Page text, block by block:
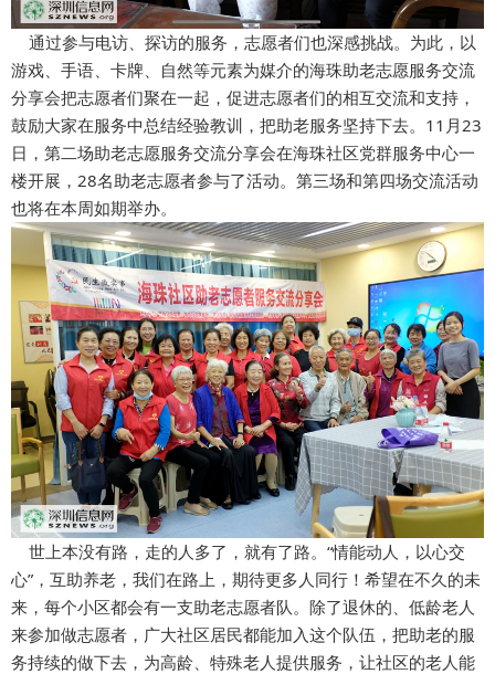
通过参与电访、探访的服务，志愿者们也深感挑战。为此，以
游戏、手语、卡牌、自然等元素为媒介的海珠助老志愿服务交流
分享会把志愿者们聚在一起，促进志愿者们的相互交流和支持，
鼓励大家在服务中总结经验教训，把助老服务坚持下去。11月23
日，第二场助老志愿服务交流分享会在海珠社区党群服务中心一
楼开展，28名助老志愿者参与了活动。第三场和第四场交流活动
也将在本周如期举办。
世上本没有路，走的人多了，就有了路。“情能动人，以心交
心”，互助养老，我们在路上，期待更多人同行！希望在不久的未
来，每个小区都会有一支助老志愿者队。除了退休的、低龄老人
来参加做志愿者，广大社区居民都能加入这个队伍，把助老的服
务持续的做下去，为高龄、特殊老人提供服务，让社区的老人能